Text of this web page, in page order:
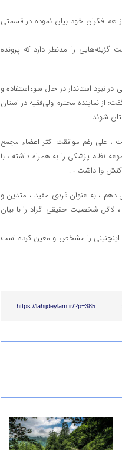
هم فکران خود بیان نموده در قسمتی
را مدنظر دارد که پرونده
نبود استاندار در حال سوءاستفاده و
از‌ نماینده محترم ولی‌فقیه در استان
شوند.
علی رغم موافقت اکثر اعضاء مجمع
نظام پزشکی را به همراه داشته ، با
وا داشت ! .
دهم ، به عنوان فردی مقید ، متدین و
شخصیت حقیقی افراد را با بیان
اینچنینی را مشخص و معین کرده است
https://lahijdeylam.ir/?p=385